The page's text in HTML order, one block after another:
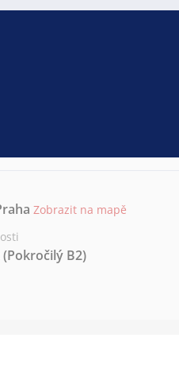
Zobrazit na mapě
(Pokročilý B2)